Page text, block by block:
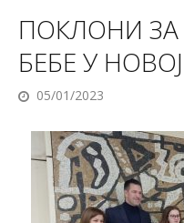
ПОКЛОНИ
БЕБЕ У
05/01/2023